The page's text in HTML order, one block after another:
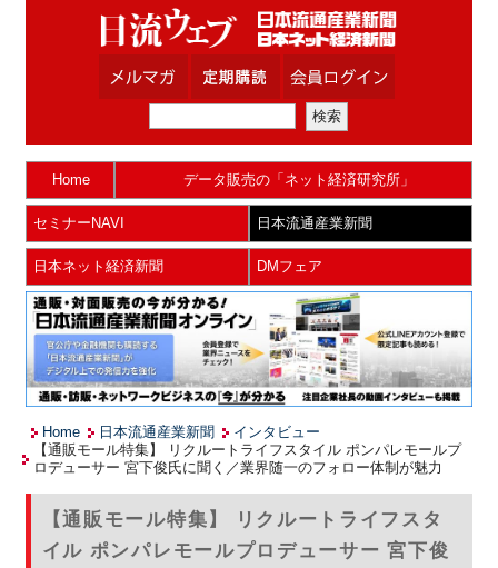
Home データ販売の「ネット経済研究所」
セミナーNAVI 日本流通産業新聞
日本ネット経済新聞 DMフェア
Home 日本流通産業新聞
インタビュー
【通販モール特集】 リクルートライフスタイル ポンパレモールプ
ロデューサー 宮下俊氏に聞く／業界随一のフォロー体制が魅力
【通販モール特集】 リクルートライフスタ
イル ポンパレモールプロデューサー 宮下俊